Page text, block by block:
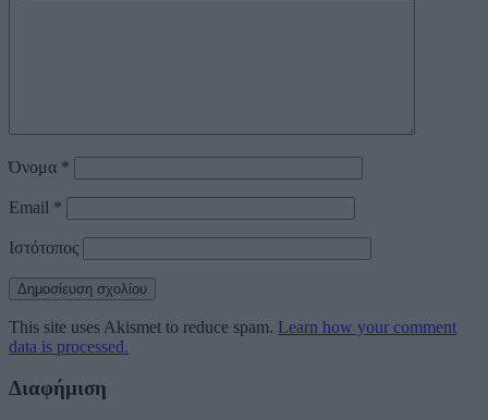
Όνομα *
Email *
Ιστότοπος
This site uses Akismet to reduce spam. Learn how your comment
data is processed.
Διαφήμιση